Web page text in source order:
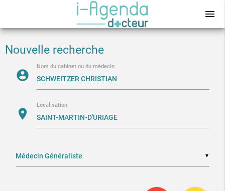
menu
Nouvelle recherche
account_circle
Nom du cabinet ou du médecin
location_on
Localisation
▼